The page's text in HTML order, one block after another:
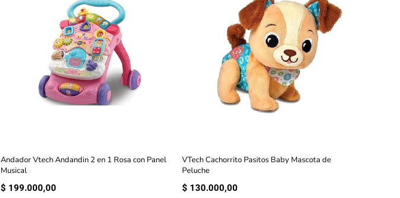
Andador Vtech Andandin 2 en 1 Rosa con Panel
Musical
$ 199.000,00
VTech Cachorrito Pasitos Baby Mascota de
Peluche
$ 130.000,00